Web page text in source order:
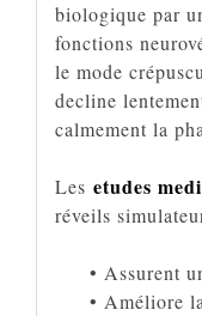
biologique par
fonctions
le mode
decline
calmement la
Les etudes
réveils
• Assurent
• Améliore